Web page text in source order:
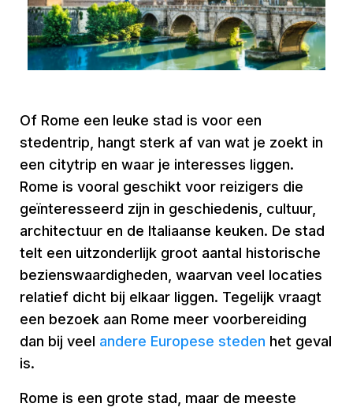
Of Rome een leuke stad is voor een
stedentrip, hangt sterk af van wat je zoekt in
een citytrip en waar je interesses liggen.
Rome is vooral geschikt voor reizigers die
geïnteresseerd zijn in geschiedenis, cultuur,
architectuur en de Italiaanse keuken. De stad
telt een uitzonderlijk groot aantal historische
bezienswaardigheden, waarvan veel locaties
relatief dicht bij elkaar liggen. Tegelijk vraagt
een bezoek aan Rome meer voorbereiding
dan bij veel andere Europese steden het geval
is.
Rome is een grote stad, maar de meeste